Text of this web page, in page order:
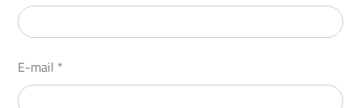
E-mail *